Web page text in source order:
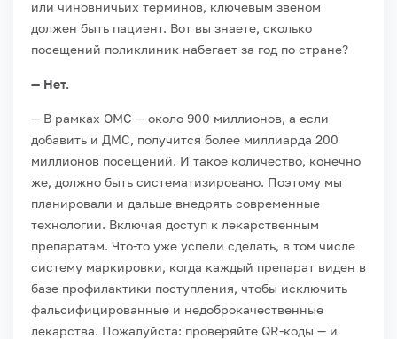
или чиновничьих терминов, ключевым звеном
должен быть пациент. Вот вы знаете, сколько
посещений поликлиник набегает за год по стране?
— Нет.
— В рамках ОМС — около 900 миллионов, а если
добавить и ДМС, получится более миллиарда 200
миллионов посещений. И такое количество, конечно
же, должно быть систематизировано. Поэтому мы
планировали и дальше внедрять современные
технологии. Включая доступ к лекарственным
препаратам. Что-то уже успели сделать, в том числе
систему маркировки, когда каждый препарат виден в
базе профилактики поступления, чтобы исключить
фальсифицированные и недоброкачественные
лекарства. Пожалуйста: проверяйте QR-коды — и